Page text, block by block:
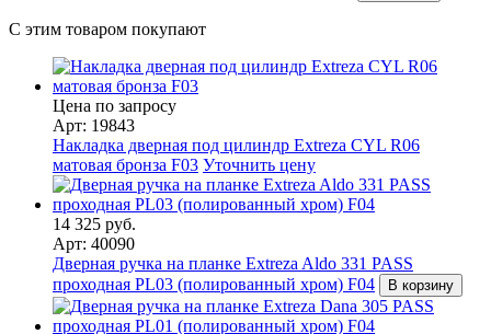
С этим товаром покупают
Цена по запросу
Арт: 19843
Накладка дверная под цилиндр Extreza CYL R06
матовая бронза F03 Уточнить цену
14 325 руб.
Арт: 40090
Дверная ручка на планке Extreza Aldo 331 PASS
проходная PL03 (полированный хром) F04
В корзину